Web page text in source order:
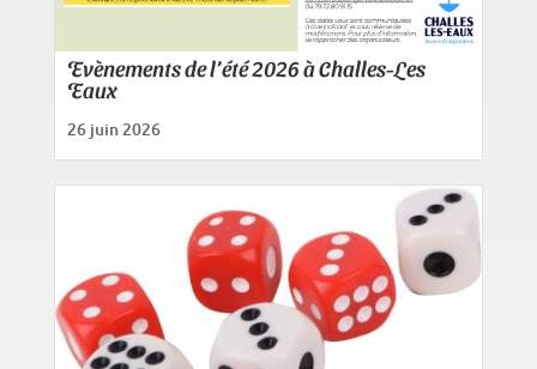
Evènements de l’été 2026 à Challes-Les
Eaux
26 juin 2026